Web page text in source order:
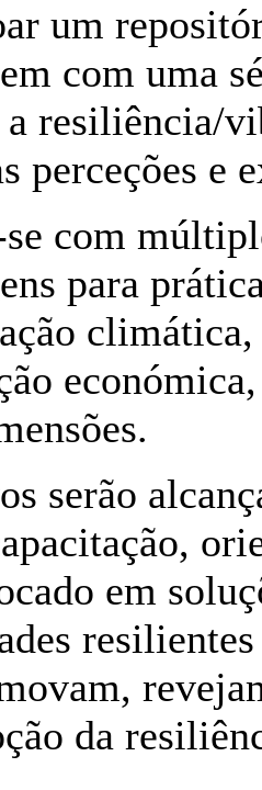
um
com uma
resiliência/
perceções e
com
para
serão
em
da